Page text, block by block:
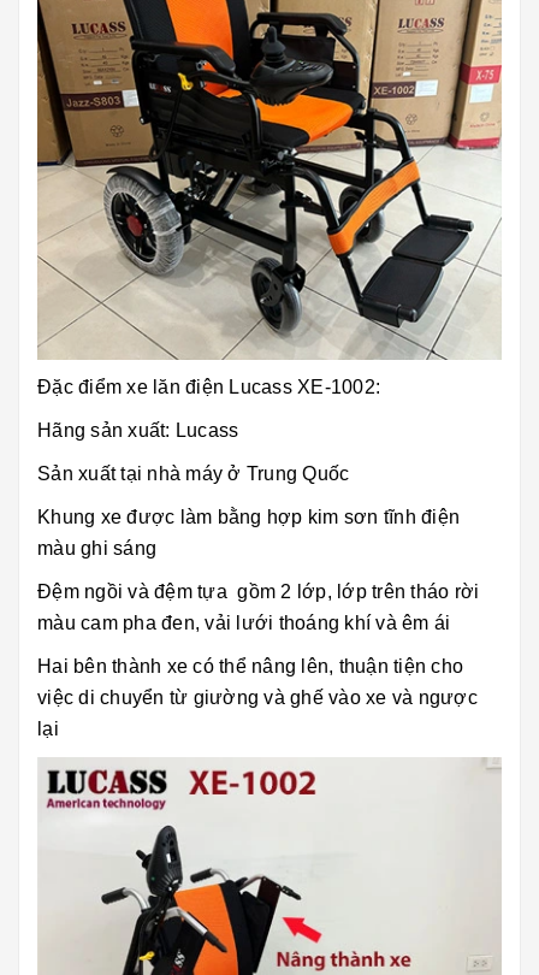
Đặc điểm xe lăn điện Lucass XE-1002:
Hãng sản xuất: Lucass
Sản xuất tại nhà máy ở Trung Quốc
Khung xe được làm bằng hợp kim sơn tĩnh điện
màu ghi sáng
Đệm ngồi và đệm tựa gồm 2 lớp, lớp trên tháo rời
màu cam pha đen, vải lưới thoáng khí và êm ái
Hai bên thành xe có thể nâng lên, thuận tiện cho
việc di chuyển từ giường và ghế vào xe và ngược
lại